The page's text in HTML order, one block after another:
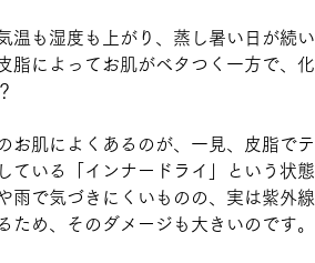
温も湿度も上がり、蒸し暑い日が続い
脂によってお肌がベタつく一方で
お肌によくあるのが、一見、皮脂で
ている「インナードライ」という状態
雨で気づきにくいものの、実は紫外
ため、そのダメージも大きいのです。